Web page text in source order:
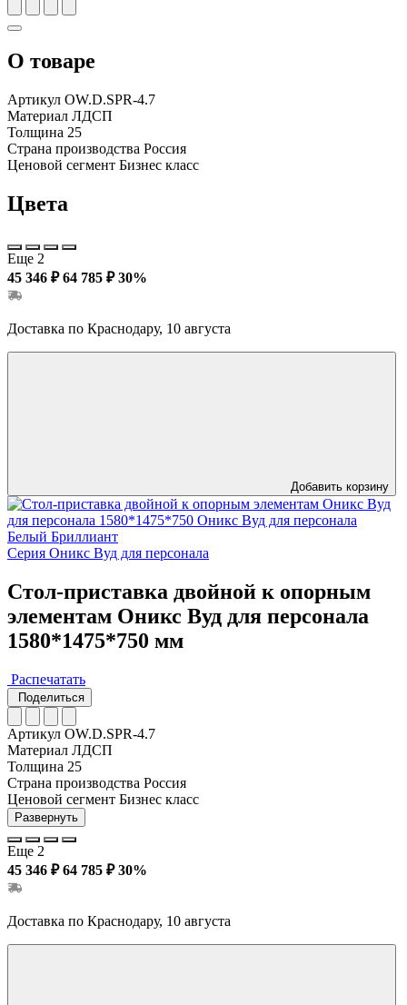
О товаре
Артикул OW.D.SPR-4.7
Материал ЛДСП
Толщина 25
Страна производства Россия
Ценовой сегмент Бизнес класс
Цвета
Еще 2
45 346 ₽ 64 785 ₽ 30%
Доставка по Краснодару, 10 августа
Добавить корзину
Серия Оникс Вуд для персонала
Стол-приставка двойной к опорным
элементам Оникс Вуд для персонала
1580*1475*750 мм
Распечатать
Поделиться
Артикул OW.D.SPR-4.7
Материал ЛДСП
Толщина 25
Страна производства Россия
Ценовой сегмент Бизнес класс
Развернуть
Еще 2
45 346 ₽ 64 785 ₽ 30%
Доставка по Краснодару, 10 августа